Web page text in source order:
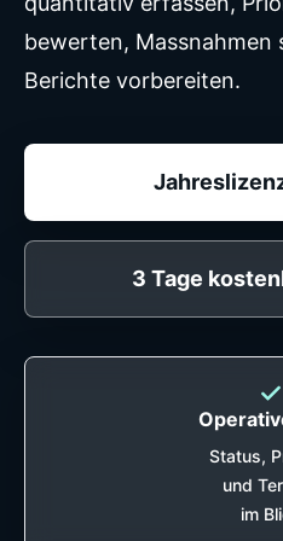
bewerten, Massnahmen
Berichte vorbereiten.
3 Tage
Status,
und
im